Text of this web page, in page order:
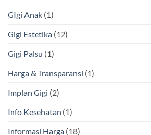
GIgi Anak (1)
Gigi Estetika (12)
Gigi Palsu (1)
Harga & Transparansi (1)
Implan Gigi (2)
Info Kesehatan (1)
Informasi Harga (18)